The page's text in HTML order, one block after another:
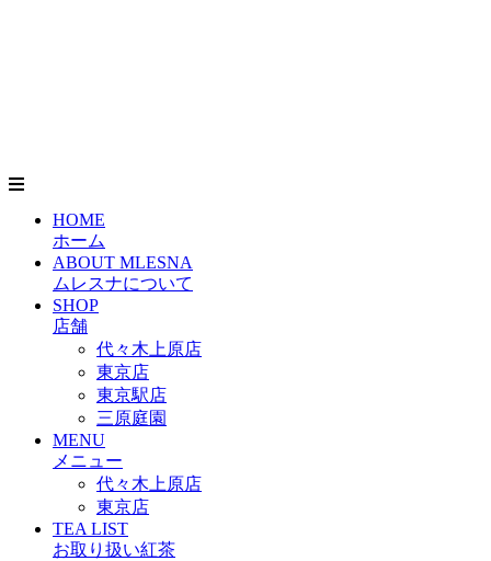
HOME
ホーム
ABOUT MLESNA
ムレスナについて
SHOP
店舗
代々木上原店
東京店
東京駅店
三原庭園
MENU
メニュー
代々木上原店
東京店
TEA LIST
お取り扱い紅茶